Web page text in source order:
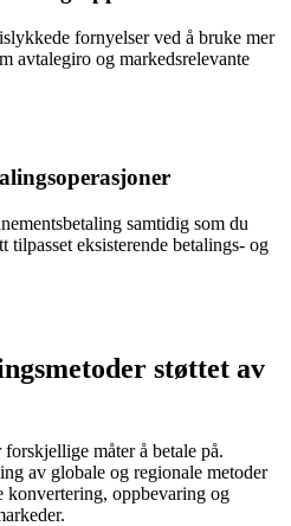
fornyelser ved å bruke mer
avtalegiro og markedsrelevante
samtidig som du
eksisterende betalings- og
støttet av
måter å betale på.
av globale og regionale metoder
konvertering, oppbevaring og